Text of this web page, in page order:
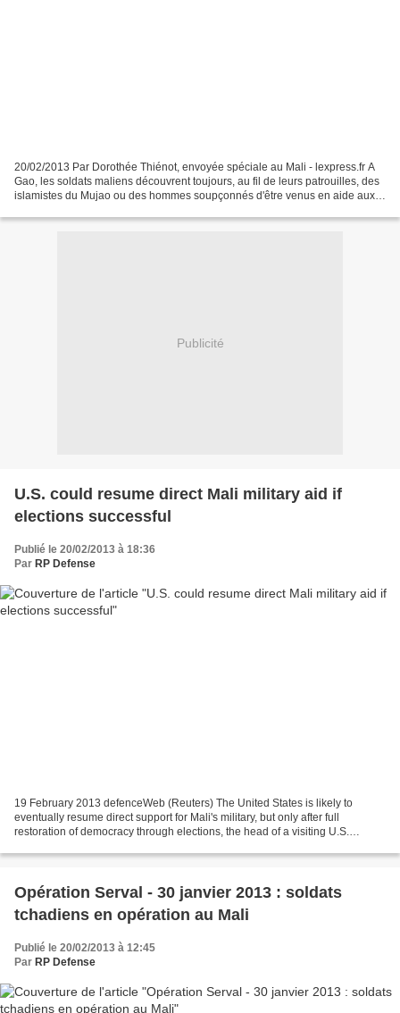
20/02/2013 Par Dorothée Thiénot, envoyée spéciale au Mali - lexpress.fr A
Gao, les soldats maliens découvrent toujours, au fil de leurs patrouilles, des
islamistes du Mujao ou des hommes soupçonnés d'être venus en aide aux
Publicité
U.S. could resume direct Mali military aid if
elections successful
Publié le 20/02/2013 à 18:36
Par RP Defense
19 February 2013 defenceWeb (Reuters) The United States is likely to
eventually resume direct support for Mali's military, but only after full
restoration of democracy through elections, the head of a visiting U.S.
Opération Serval - 30 janvier 2013 : soldats
tchadiens en opération au Mali
Publié le 20/02/2013 à 12:45
Par RP Defense